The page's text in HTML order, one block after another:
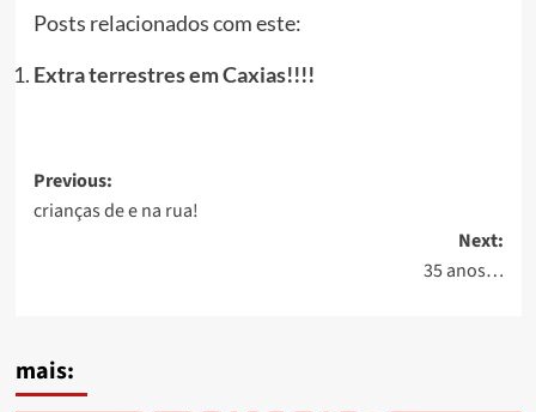
Posts relacionados com este:
Extra terrestres em Caxias!!!!
Post
navigation
Previous:
crianças de e na rua!
Next:
35 anos…
mais: